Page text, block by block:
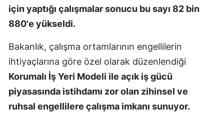
Kastamonu
Kırşehir
Kocaeli
Konya
için yaptığı çalışmalar sonucu bu sayı 82 bin
880'e yükseldi.
Bakanlık, çalışma ortamlarının engellilerin
ihtiyaçlarına göre özel olarak düzenlendiği
Korumalı İş Yeri Modeli ile açık iş gücü
piyasasında istihdamı zor olan zihinsel ve
ruhsal engellilere çalışma imkanı sunuyor.